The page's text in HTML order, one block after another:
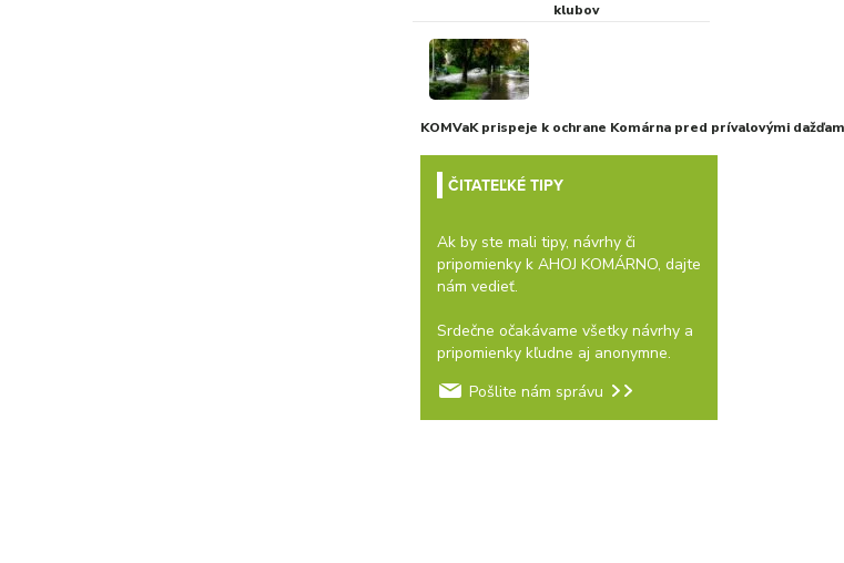
klubov
KOMVaK prispeje k ochrane Komárna pred prívalovými
ČITATEĽKÉ TIPY
Ak by ste mali tipy, návrhy či
pripomienky k AHOJ KOMÁRNO, dajte
nám vedieť.
Srdečne očakávame všetky návrhy a
pripomienky kľudne aj anonymne.
Pošlite nám správu